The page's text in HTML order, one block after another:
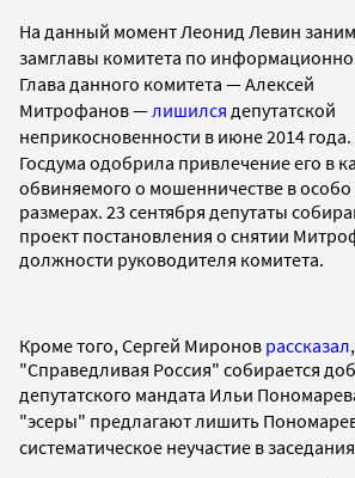
На данный момент Леонид Левин
замглавы комитета по
Глава данного комитета —Алексей
Митрофанов— лишился депутатской
неприкосновенности в июне 2014
Госдума одобрила привлечение его в
обвиняемого о мошенничестве в
размерах. 23 сентября депутаты
проект постановления о снятии
должности руководителя комитета.
Кроме того, Сергей Миронов рассказал
"Справедливая Россия" собирается
депутатского мандата Ильи
"эсеры" предлагают лишить
систематическое неучастие в